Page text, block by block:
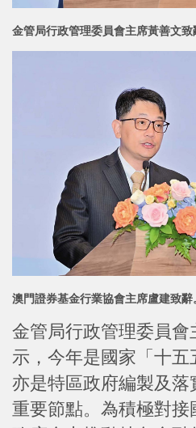
金管局行政管理委員會主席黃善文致
澳門證券基金行業協會主席盧建致辭
金管局行政管理委員
示，今年是國家「十五
亦是特區政府編製及落
重要節點。為積極對